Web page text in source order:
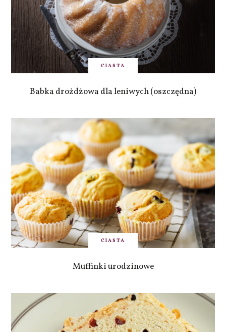
CIASTA
Babka drożdżowa dla leniwych (oszczędna)
CIASTA
Muffinki urodzinowe